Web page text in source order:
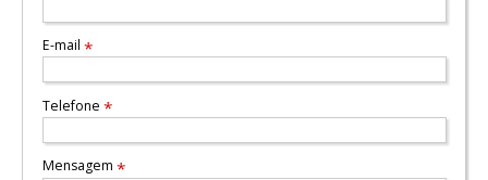
E-mail *
Telefone *
Mensagem *